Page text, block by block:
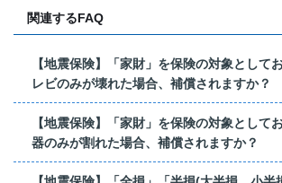
関連するFAQ
【地震保険】「家財」を保険の対象として
レビのみが壊れた場合、補償されますか？
【地震保険】「家財」を保険の対象として
器のみが割れた場合、補償されますか？